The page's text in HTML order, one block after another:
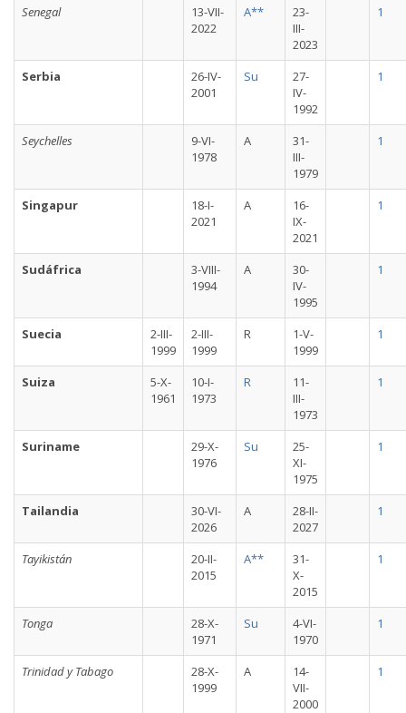
Senegal
13-VII-
2022
A**
23-
III-
2023
1
Serbia
26-IV-
2001
Su
27-
IV-
1992
1
Seychelles
9-VI-
1978
A
31-
III-
1979
1
Singapur
18-I-
2021
A
16-
IX-
2021
1
Sudáfrica
3-VIII-
1994
A
30-
IV-
1995
1
Suecia
2-III-
1999
2-III-
1999
R
1-V-
1999
1
Suiza
5-X-
1961
10-I-
1973
R
11-
III-
1973
1
Suriname
29-X-
1976
Su
25-
XI-
1975
1
Tailandia
30-VI-
2026
A
28-II-
2027
1
Tayikistán
20-II-
2015
A**
31-
X-
2015
1
Tonga
28-X-
1971
Su
4-VI-
1970
1
Trinidad y Tabago
28-X-
1999
A
14-
VII-
2000
1